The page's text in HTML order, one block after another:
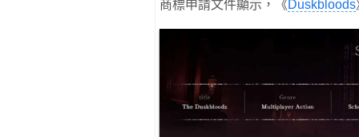
商標申請文件顯示，《Duskbloods